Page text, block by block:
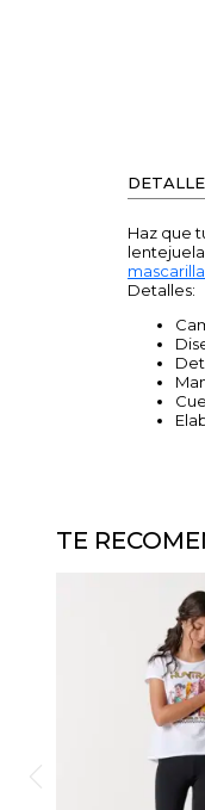
Haz que
Detalles:
TE